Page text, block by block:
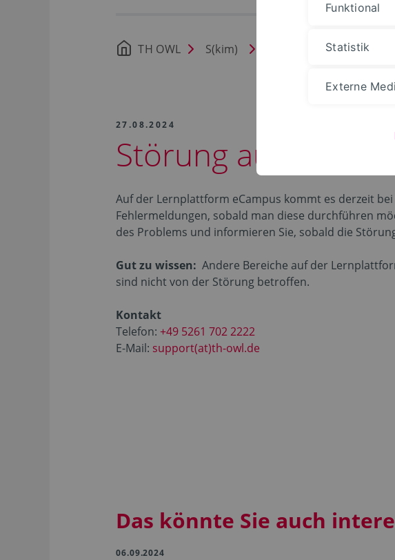
TH OWL S(kim) Nachrichten
27.08.2024
Störung auf der
Auf der Lernplattform eCampus kommt es derzeit bei
Fehlermeldungen, sobald man diese durchführen
des Problems und informieren Sie, sobald die
Gut zu wissen: Andere Bereiche auf der
sind nicht von der Störung betroffen.
Kontakt
Telefon: +49 5261 702 2222
E-Mail: support(at)th-owl.de
Das könnte Sie auch
06.09.2024
Funktional
Statistik
Externe